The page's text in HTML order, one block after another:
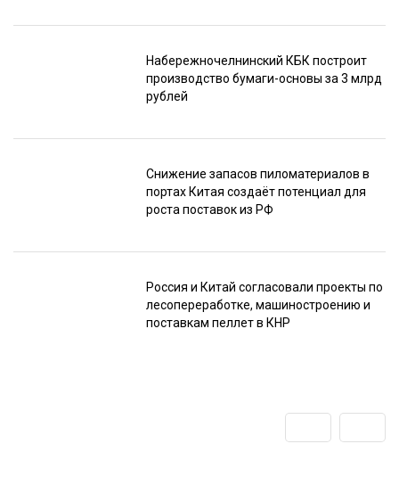
Набережночелнинский КБК построит
производство бумаги-основы за 3 млрд
рублей
Снижение запасов пиломатериалов в
портах Китая создаёт потенциал для
роста поставок из РФ
Россия и Китай согласовали проекты по
лесопереработке, машиностроению и
поставкам пеллет в КНР